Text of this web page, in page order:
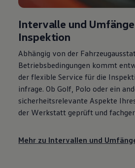
Intervalle und
Inspektion
Abhängig von der
Betriebsbedingungen kommt
der flexible Service für die
infrage. Ob Golf Polo oder ein
sicherheitsrelevante Aspekte
der Werkstatt geprüft und
Mehr zu Intervallen und